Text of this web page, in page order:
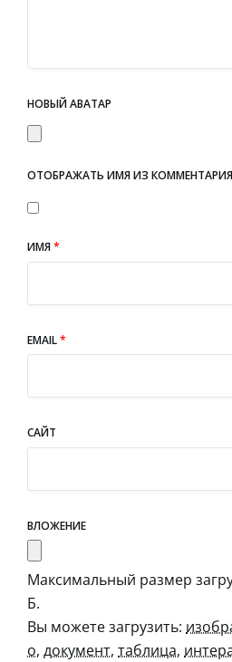
НОВЫЙ АВАТАР
ОТОБРАЖАТЬ ИМЯ ИЗ КОММЕНТАРИЯ
ИМЯ*
EMAIL*
САЙТ
ВЛОЖЕНИЕ
Максимальный размер
Б.
Вы можете загрузить:
о, документ, таблица,